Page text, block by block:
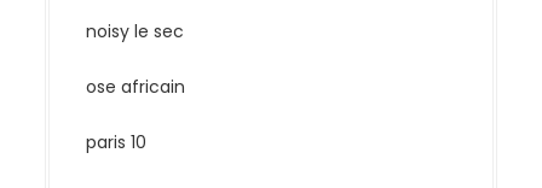
noisy le sec
ose africain
paris 10